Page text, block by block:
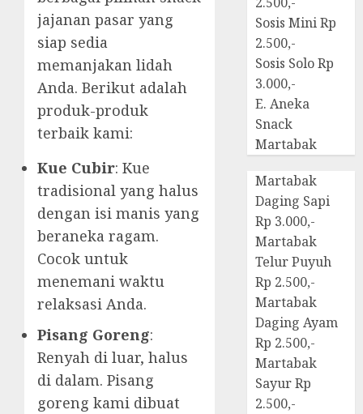
jajanan pasar yang
siap sedia
memanjakan lidah
Anda. Berikut adalah
produk-produk
terbaik kami:
Kue Cubir: Kue
tradisional yang halus
dengan isi manis yang
beraneka ragam.
Cocok untuk
menemani waktu
relaksasi Anda.
Pisang Goreng:
Renyah di luar, halus
di dalam. Pisang
goreng kami dibuat
Sosis Mini Rp
2.500,-
Sosis Solo Rp
3.000,-
E. Aneka
Snack
Martabak
Martabak
Daging Sapi
Rp 3.000,-
Martabak
Telur Puyuh
Rp 2.500,-
Martabak
Daging Ayam
Rp 2.500,-
Martabak
Sayur Rp
2.500,-